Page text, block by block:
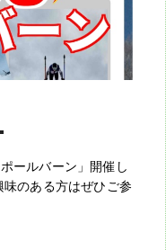
ールバーン」開催し
のある方はぜひご参